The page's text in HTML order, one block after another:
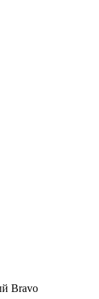
Bravo